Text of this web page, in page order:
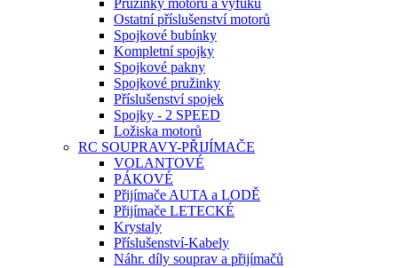
Pružinky motorů a výfuků
Ostatní příslušenství motorů
Spojkové bubínky
Kompletní spojky
Spojkové pakny
Spojkové pružinky
Příslušenství spojek
Spojky - 2 SPEED
Ložiska motorů
RC SOUPRAVY-PŘIJÍMAČE
VOLANTOVÉ
PÁKOVÉ
Přijímače AUTA a LODĚ
Přijímače LETECKÉ
Krystaly
Příslušenství-Kabely
Náhr. díly souprav a přijímačů